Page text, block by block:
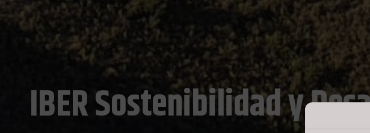
IBER Sostenibilidad y